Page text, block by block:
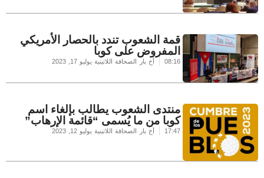
قمة الشعوب تندد بالحصار الأمريكي
المفروض على كوبا
08:16 أخ بار الصحافة اللاتينية يوليو 17, 2023
منتدى الشعوب يطالب بإلغاء اسم
كوبا من ما يُسمى “قائمة الإرهاب”
17:47 أخ بار الصحافة اللاتينية يوليو 12, 2023